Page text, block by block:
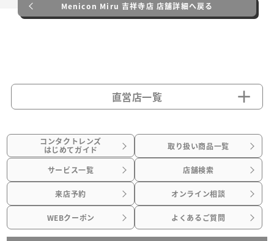
Menicon Miru 吉祥寺店 店舗詳細へ戻る
直営店一覧
コンタクトレンズ
はじめてガイド 取り扱い商品一覧
サービス一覧 店舗検索
来店予約 オンライン相談
WEBクーポン よくあるご質問